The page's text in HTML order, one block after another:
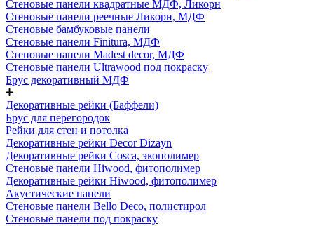
Стеновые панели квадратные МДФ, Ликорн
Стеновые панели реечные Ликорн, МДФ
Стеновые бамбуковые панели
Стеновые панели Finitura, МДФ
Стеновые панели Madest decor, МДФ
Стеновые панели Ultrawood под покраску
Брус декоративный МДФ
Декоративные рейки (Баффели)
Брус для перегородок
Рейки для стен и потолка
Декоративные рейки Decor Dizayn
Декоративные рейки Cosca, экополимер
Стеновые панели Hiwood, фитополимер
Декоративные рейки Hiwood, фитополимер
Акустические панели
Стеновые панели Bello Deco, полистирол
Стеновые панели под покраску